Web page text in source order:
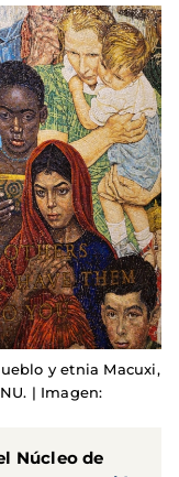
y etnia Macuxi,
| Imagen:
Núcleo de